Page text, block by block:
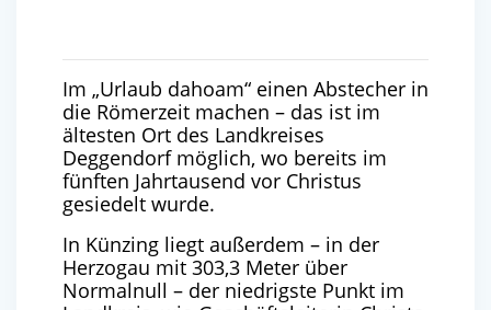
Im „Urlaub dahoam“ einen Abstecher in
die Römerzeit machen – das ist im
ältesten Ort des Landkreises
Deggendorf möglich, wo bereits im
fünften Jahrtausend vor Christus
gesiedelt wurde.
In Künzing liegt außerdem – in der
Herzogau mit 303,3 Meter über
Normalnull – der niedrigste Punkt im